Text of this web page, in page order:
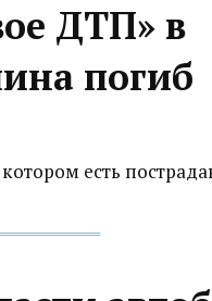
ДТП» в
погиб
есть